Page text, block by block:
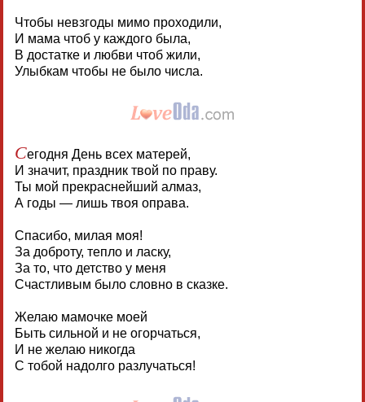
Чтобы невзгоды мимо проходили,
И мама чтоб у каждого была,
В достатке и любви чтоб жили,
Улыбкам чтобы не было числа.
Сегодня День всех матерей,
И значит, праздник твой по праву.
Ты мой прекраснейший алмаз,
А годы — лишь твоя оправа.
Спасибо, милая моя!
За доброту, тепло и ласку,
За то, что детство у меня
Счастливым было словно в сказке.
Желаю мамочке моей
Быть сильной и не огорчаться,
И не желаю никогда
С тобой надолго разлучаться!